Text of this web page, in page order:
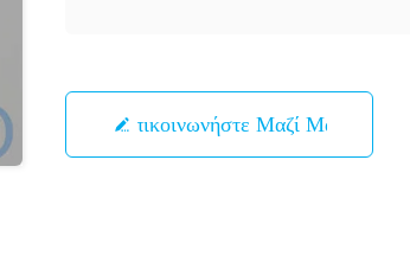
Επικοινωνήστε Μαζί Μας